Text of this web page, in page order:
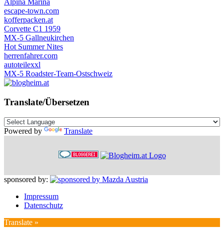
Alpina Marina
escape-town.com
kofferpacken.at
Corvette C1 1959
MX-5 Gallneukirchen
Hot Summer Nites
herrenfahrer.com
autoteilexxl
MX-5 Roadster-Team-Ostschweiz
Translate/Übersetzen
Powered by Translate
sponsored by:
Impressum
Datenschutz
Translate »